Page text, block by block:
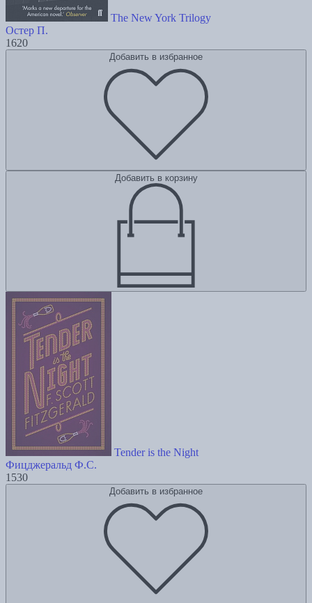
The New York Trilogy
Остер П.
1620
Добавить в избранное
Добавить в корзину
Tender is the Night
Фицджеральд Ф.С.
1530
Добавить в избранное